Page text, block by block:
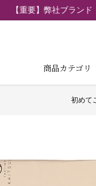
【重要】弊社ブランド「
商品カテゴリ
初めて